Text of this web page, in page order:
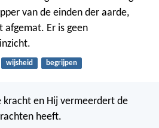
van de einden der aarde,
afgemat. Er is geen
wijsheid begrijpen
kracht en Hij vermeerdert de
heeft.